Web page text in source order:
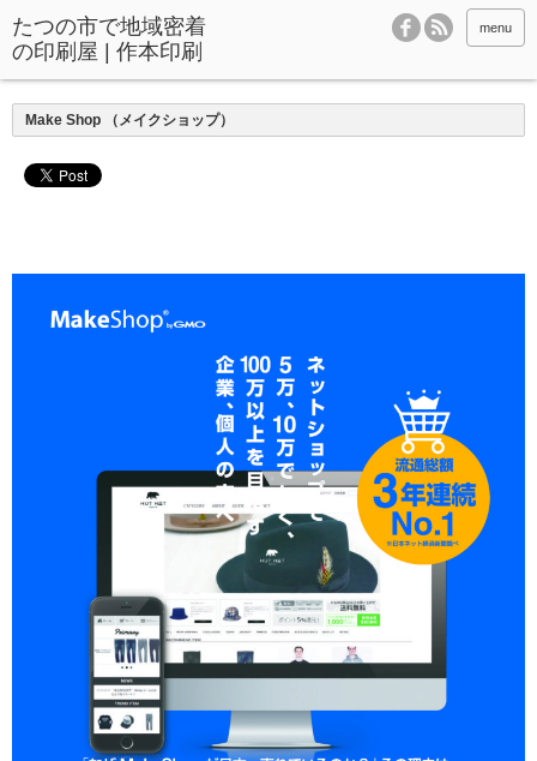
menu
Make Shop （メイクショップ）